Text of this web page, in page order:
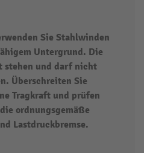
Sie Stahlwinden
Untergrund. Die
stehen und darf nicht
Überschreiten Sie
Tragkraft und prüfen
ordnungsgemäße
Lastdruckbremse.